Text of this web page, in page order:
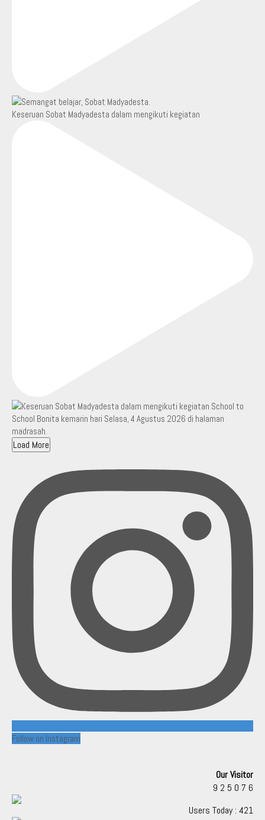
Keseruan Sobat Madyadesta dalam mengikuti kegiatan
Load More
Follow on Instagram
Our Visitor
9 2 5 0 7 6
Users Today : 421